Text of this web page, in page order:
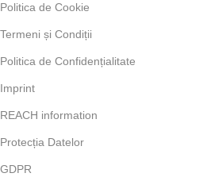
Politica de Cookie
Termeni și Condiții
Politica de Confidențialitate
Imprint
REACH information
Protecția Datelor
GDPR